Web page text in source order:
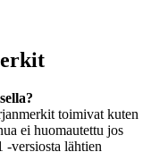
toimivat kuten
ei huomautettu jos
-versiosta lähtien